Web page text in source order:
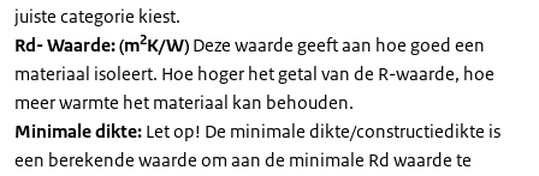
juiste categorie kiest.
Rd- Waarde: (m2K/W) Deze waarde geeft aan hoe goed een
materiaal isoleert. Hoe hoger het getal van de R-waarde, hoe
meer warmte het materiaal kan behouden.
Minimale dikte: Let op! De minimale dikte/constructiedikte is
een berekende waarde om aan de minimale Rd waarde te